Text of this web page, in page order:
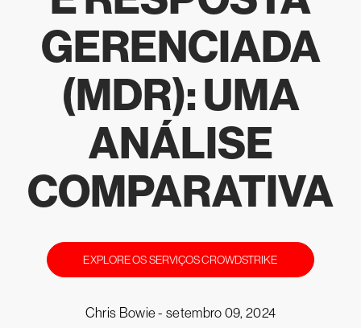
GERENCIADA
(MDR): UMA
ANÁLISE
COMPARATIVA
EXPLORE OS SERVIÇOS CROWDSTRIKE
Chris Bowie -setembro 09, 2024